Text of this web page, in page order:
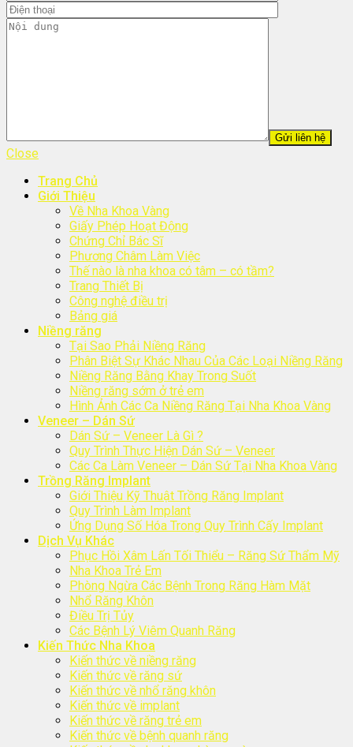
Close
Trang Chủ
Giới Thiệu
Về Nha Khoa Vàng
Giấy Phép Hoạt Động
Chứng Chỉ Bác Sĩ
Phương Châm Làm Việc
Thế nào là nha khoa có tâm – có tầm?
Trang Thiết Bị
Công nghệ điều trị
Bảng giá
Niềng răng
Tại Sao Phải Niềng Răng
Phân Biệt Sự Khác Nhau Của Các Loại Niềng Răng
Niềng Răng Bằng Khay Trong Suốt
Niềng răng sớm ở trẻ em
Hình Ảnh Các Ca Niềng Răng Tại Nha Khoa Vàng
Veneer – Dán Sứ
Dán Sứ – Veneer Là Gì ?
Quy Trình Thực Hiện Dán Sứ – Veneer
Các Ca Làm Veneer – Dán Sứ Tại Nha Khoa Vàng
Trồng Răng Implant
Giới Thiệu Kỹ Thuật Trồng Răng Implant
Quy Trình Làm Implant
Ứng Dụng Số Hóa Trong Quy Trình Cấy Implant
Dịch Vụ Khác
Phục Hồi Xâm Lấn Tối Thiểu – Răng Sứ Thẩm Mỹ
Nha Khoa Trẻ Em
Phòng Ngừa Các Bệnh Trong Răng Hàm Mặt
Nhổ Răng Khôn
Điều Trị Tủy
Các Bệnh Lý Viêm Quanh Răng
Kiến Thức Nha Khoa
Kiến thức về niềng răng
Kiến thức về răng sứ
Kiến thức về nhổ răng khôn
Kiến thức về implant
Kiến thức về răng trẻ em
Kiến thức về bệnh quanh răng